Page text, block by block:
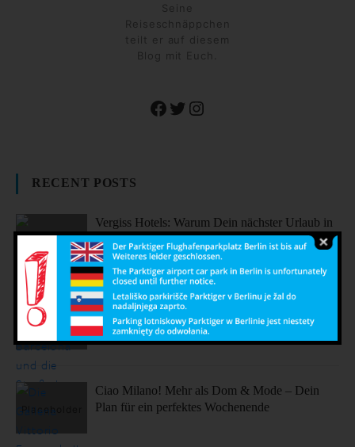
Seine
Reiseschnäppchen
teilt er auf diesem
Blog mit Euch.
Facebook
TwitterInstagram
RECENT POSTS
Vergiss Hotels: Warum Dein nächster Urlaub in
einem dieser coolen Airbnbs stattfinden sollte.
Sonne, Stil, Sehenswürdigkeiten – So fühlt sich
Barcelona an
Ciao Milano! Mehr als Dom & Mode – Dein
Plan für ein perfektes Wochenende